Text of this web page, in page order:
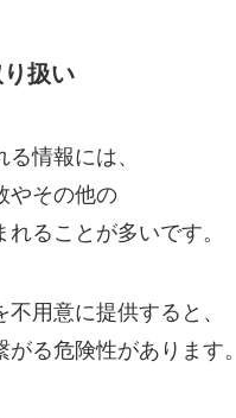
扱い
情報には、
やその他の
ることが多いです。
不用意に提供すると、
る危険性があります。